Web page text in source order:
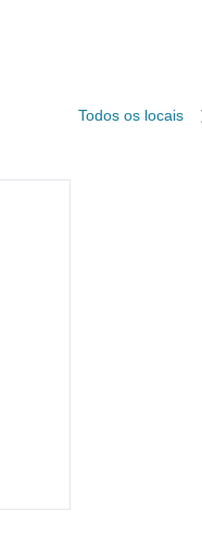
Todos os locais